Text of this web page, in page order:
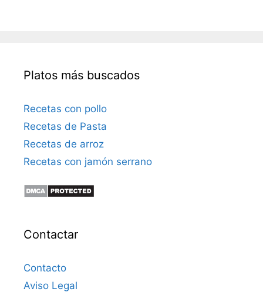
Platos más buscados
Recetas con pollo
Recetas de Pasta
Recetas de arroz
Recetas con jamón serrano
Contactar
Contacto
Aviso Legal